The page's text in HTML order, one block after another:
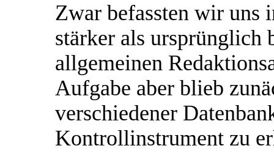
Zwar befassten wir uns
stärker als ursprünglich
allgemeinen
Aufgabe aber blieb
verschiedener
Kontrollinstrument zu